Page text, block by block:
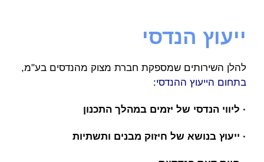
ייעוץ הנדסי
להלן השירותים שמספקת חברת מצוק מהנדסים בע"מ,
בתחום הייעוץ ההנדסי:
· ליווי הנדסי של יזמים במהלך התכנון
· ייעוץ בנושא של חיזוק מבנים ותשתיות